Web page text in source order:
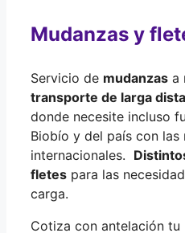
Mudanzas y
Servicio de mudanzas a
transporte de larga
donde necesite incluso
Biobío y del país con las
internacionales.
fletes para las
carga.
Cotiza con antelación tu